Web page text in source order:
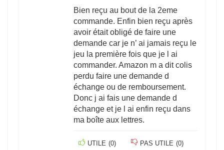
Bien reçu au bout de la 2eme
commande. Enfin bien reçu après
avoir était obligé de faire une
demande car je n’ ai jamais reçu le
jeu la première fois que je l ai
commander. Amazon m a dit colis
perdu faire une demande d
échange ou de remboursement.
Donc j ai fais une demande d
échange et je l ai enfin reçu dans
ma boîte aux lettres.
UTILE (0) PAS UTILE (0)